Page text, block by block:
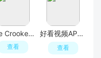
The Crooked Man
查看
好看视频APP官方最新版
查看